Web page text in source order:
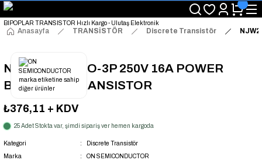
"Saat 14:00'a Kadar Verilen Siparişlerde Aynı Gün Kargo Avantajı!
"Binlerce Ürün Çeşitliliği ile Stoktan Hemen Teslim."
"Toptan Fiyatına Perakende Satış Avantajını Kaçırmayın!"
Anasayfa TRANSİSTÖR Discrete Transistör
NJW21194G TO-3P 250V 16A POWER
BIPOPLAR TRANSISTOR
₺376,11 + KDV
25 Adet Stokta var, şimdi sipariş ver hemen kargoda
Kategori
Discrete Transistör
Marka
ON SEMICONDUCTOR